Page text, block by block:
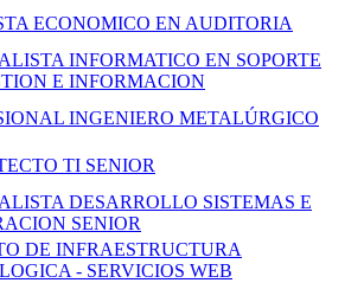
ECONOMICO EN AUDITORIA
INFORMATICO EN SOPORTE
E INFORMACION
INGENIERO METALÚRGICO
TI SENIOR
DESARROLLO SISTEMAS E
SENIOR
DE INFRAESTRUCTURA
- SERVICIOS WEB